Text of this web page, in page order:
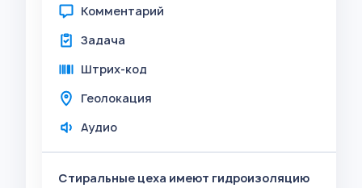
Комментарий
Задача
Штрих-код
Геолокация
Аудио
Стиральные цеха имеют гидроизоляцию